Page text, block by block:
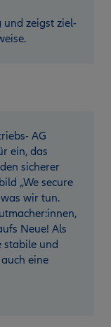
zeigst ziel-
AG
ein, das
sicherer
„We secure
wir tun.
Neue! Als
stabile und
eine